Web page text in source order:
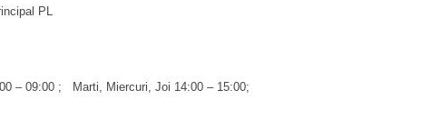
PL
– 09:00 ; Marti, Miercuri, Joi 14:00 – 15:00;